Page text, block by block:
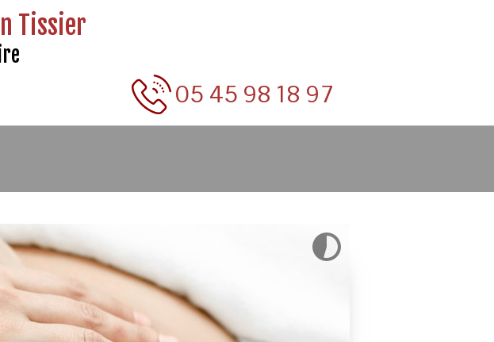
Tissier
05 45 98 18 97